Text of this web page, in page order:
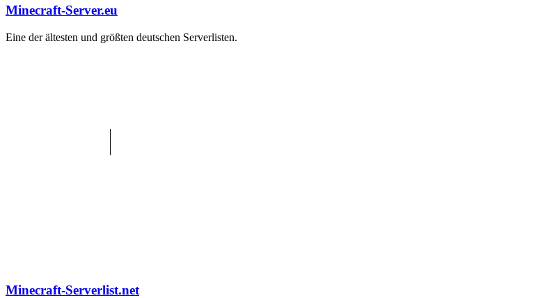
Minecraft-Server.eu
Eine der ältesten und größten deutschen Serverlisten.
Minecraft-Serverlist.net